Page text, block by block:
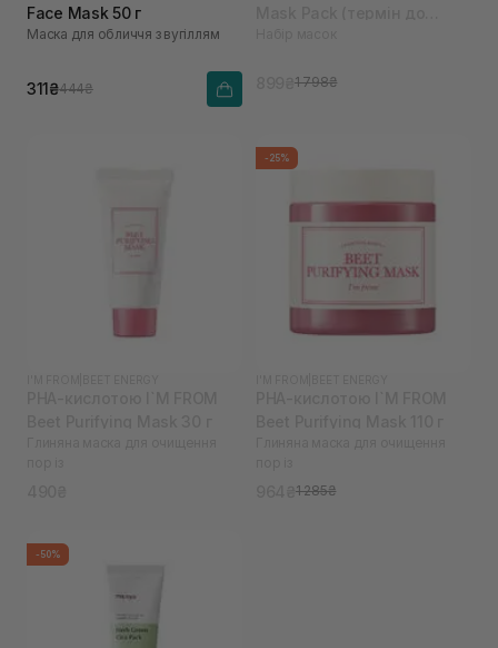
Face Mask 50 г
Маска для обличчя з вугіллям
311₴444₴ 1 798₴
-25%
1 285₴
-50%